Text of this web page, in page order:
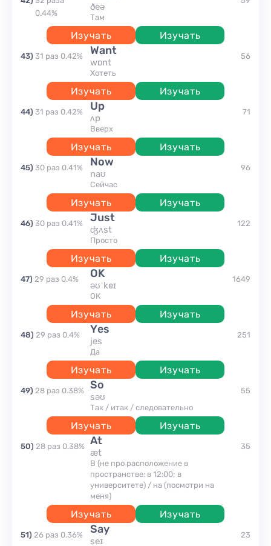
0.44%
ðeə
там
Изучать Изучать
43) 31 раз 0.42% want
wɒnt
хотеть
Изучать Изучать
56
44) 31 раз 0.42% up
ʌp
вверх
Изучать Изучать
71
45) 30 раз 0.41% now
naʊ
сейчас
Изучать Изучать
96
46) 30 раз 0.41% just
ʤʌst
просто
Изучать Изучать
122
47) 29 раз 0.4% OK
əʊˈkeɪ
ОК
Изучать Изучать
1649
48) 29 раз 0.4% yes
jes
да
Изучать Изучать
251
49) 28 раз 0.38% so
səʊ
так / итак / следовательно
Изучать Изучать
55
50) 28 раз 0.38% at
æt
В (не про расположение в
пространстве: в 12:00; в
университете) / на (посмотри на
меня)
Изучать Изучать
35
51) 26 раз 0.36% say
seɪ
23